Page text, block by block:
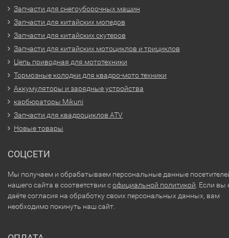
Запчасти для снегоуборочных машин
Запчасти для китайских мопедов
Запчасти для китайских скутеров
Запчасти для китайских мотоциклов и трициклов
Цепь приводная для мототехники
Тормозные колодки для квадро-мото техники
Аккумуляторы и зарядные устройства
карбюраторы Mikuni
Запчасти для квадроциклов ATV
Новые товары
СОЦСЕТИ
Мы получаем и обрабатываем персональные данные
нашего сайта в соответствии софициальной политикой . Если вы
даёте согласия на обработку своих персональных данных, вам
необходимо покинуть наш сайт.